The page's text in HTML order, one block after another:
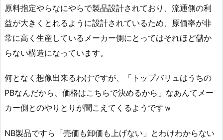
原料指定やらなにやらで製品設計されており、流通側の利
益が大きくとれるように設計されているため、原価率が非
常に高く生産しているメーカー側にとってはそれほど儲か
らない構造になっています。
何となく想像出来るわけですが、「トップバリュはうちの
PBなんだから、価格はこちらで決めるから」なあんてメー
カー側とのやりとりが聞こえてくるようですｗ
NB製品ですら「売価も卸価も上げない」とわけわからない